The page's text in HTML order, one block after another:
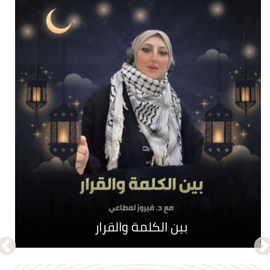
نبض الحواري
بين الكلمة والقرار
جـرائم تأبى النسيان